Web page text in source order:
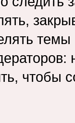
чтобы